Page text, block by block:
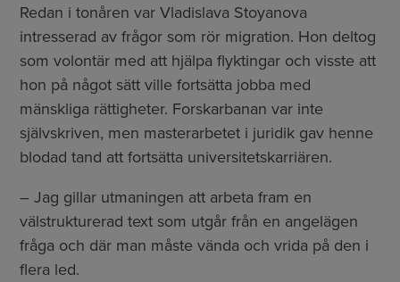
Redan i tonåren var Vladislava Stoyanova
intresserad av frågor som rör migration. Hon deltog
som volontär med att hjälpa flyktingar och visste att
hon på något sätt ville fortsätta jobba med
mänskliga rättigheter. Forskarbanan var inte
självskriven, men masterarbetet i juridik gav henne
blodad tand att fortsätta universitetskarriären.
– Jag gillar utmaningen att arbeta fram en
välstrukturerad text som utgår från en angelägen
fråga och där man måste vända och vrida på den i
flera led.